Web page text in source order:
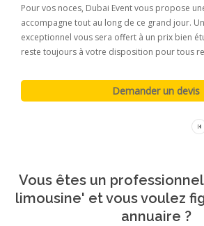
Pour vos noces, Dubai Event vous propose
accompagne tout au long de ce grand jour.
exceptionnel vous sera offert à un prix bien
reste toujours à votre disposition pour tous
Vous êtes un
limousine' et vous voulez
annuaire ?